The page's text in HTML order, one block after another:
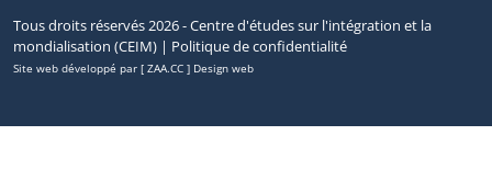
Tous droits réservés 2026 - Centre d'études sur l'intégration et la
mondialisation (CEIM) | Politique de confidentialité
Site web développé par [ ZAA.CC ] Design web